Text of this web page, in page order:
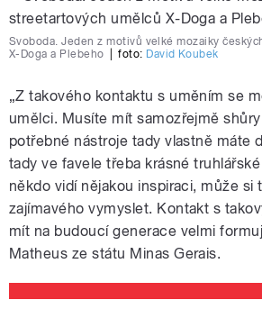
Svoboda. Jeden z motivů velké mozaiky
X-Doga a Plebeho
foto: David Koubek
„Z takového kontaktu s uměním se
umělci. Musíte mít samozřejmě
potřebné nástroje tady vlastně máte
tady ve favele třeba krásné
někdo vidí nějakou inspiraci, může si
zajímavého vymyslet. Kontakt s
mít na budoucí generace velmi
Matheus ze státu Minas Gerais.